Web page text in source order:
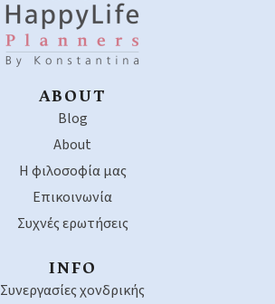
ABOUT
Blog
About
Η φιλοσοφία μας
Επικοινωνία
Συχνές ερωτήσεις
INFO
Συνεργασίες χονδρικής